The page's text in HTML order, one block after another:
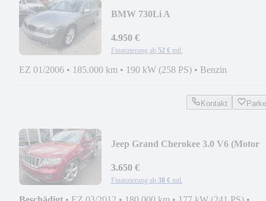
BMW 730Li A
4.950 €
Finanzierung ab 52 € mtl.
EZ 01/2006 • 185.000 km • 190 kW (258 PS) • Benzin
Kontakt
Jeep Grand Cherokee 3.0 V6 (Motor
3.650 €
Finanzierung ab 38 € mtl.